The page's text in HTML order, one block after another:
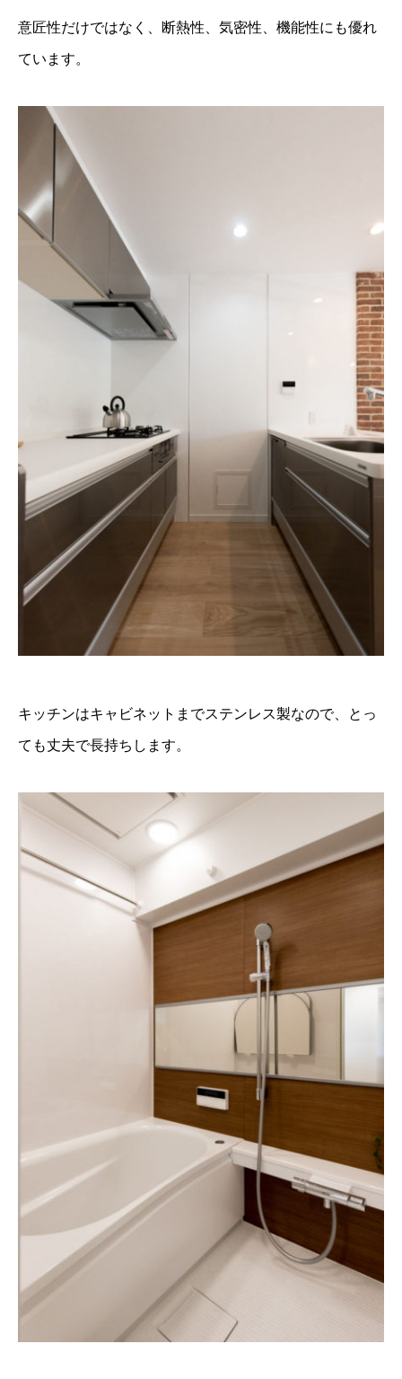
意匠性だけではなく、断熱性、気密性、機能性にも優れ
ています。
キッチンはキャビネットまでステンレス製なので、とっ
ても丈夫で長持ちします。